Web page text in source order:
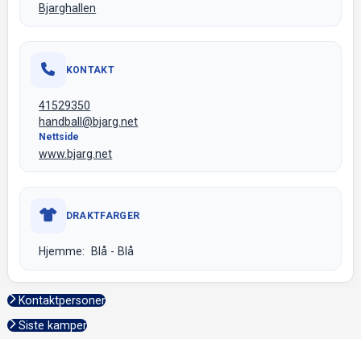
Bjarghallen
KONTAKT
41529350
handball@bjarg.net
Nettside
www.bjarg.net
DRAKTFARGER
Hjemme: Blå - Blå
Kontaktpersoner
Siste kamper